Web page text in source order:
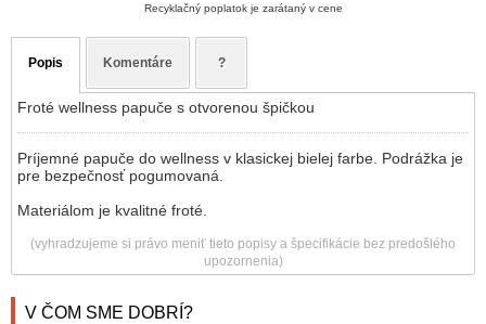
Recyklačný poplatok je zarátaný v cene
Popis Komentáre ?
Froté wellness papuče s otvorenou špičkou
Príjemné papuče do wellness v klasickej bielej farbe. Podrážka je
pre bezpečnosť pogumovaná.
Materiálom je kvalitné froté.
(vyhradzujeme si právo meniť tieto popisy a špecifikácie bez predošlého
upozornenia)
V ČOM SME DOBRÍ?